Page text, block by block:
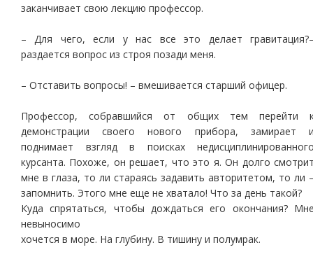
заканчивает свою лекцию профессор.
– Для чего, если у нас все это делает
раздается вопрос из строя позади меня.
– Отставить вопросы! – вмешивается старший офицер.
Профессор, собравшийся от общих тем перейти
демонстрации своего нового прибора, замирает
поднимает взгляд в поисках
курсанта. Похоже, он решает, что это я. Он долго
мне в глаза, то ли стараясь задавить авторитетом, то ли
запомнить. Этого мне еще не хватало! Что за день такой?
Куда спрятаться, чтобы дождаться его окончания?
невыносимо
хочется в море. На глубину. В тишину и полумрак.